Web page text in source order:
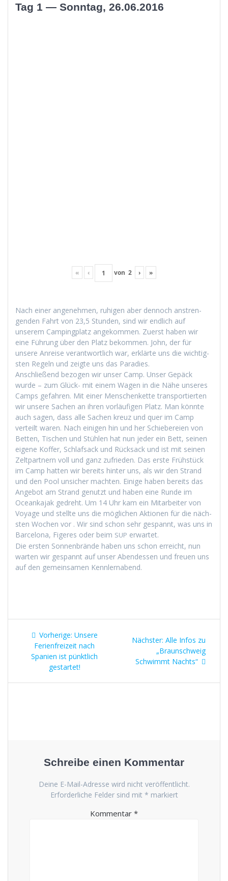
Tag 1 — Sonntag, 26.06.2016
« ‹ von 2 › »
Nach ein­er angenehmen, ruhi­gen aber den­noch anstren­
gen­den Fahrt von 23,5 Stun­den, sind wir endlich auf
unserem Camp­ing­platz angekom­men. Zuerst haben wir
eine Führung über den Platz bekom­men. John, der für
unsere Anreise ver­ant­wortlich war, erk­lärte uns die wichtig­
sten Regeln und zeigte uns das Paradies.
Anschließend bezo­gen wir unser Camp. Unser Gepäck
wurde – zum Glück- mit einem Wagen in die Nähe unseres
Camps gefahren. Mit ein­er Men­schen­kette trans­portierten
wir unsere Sachen an ihren vor­läu­fi­gen Platz. Man kön­nte
auch sagen, dass alle Sachen kreuz und quer im Camp
verteilt waren. Nach eini­gen hin und her Schiebereien von
Bet­ten, Tis­chen und Stühlen hat nun jed­er ein Bett, seinen
eigene Kof­fer, Schlaf­sack und Rück­sack und ist mit seinen
Zelt­part­nern voll und ganz zufrieden. Das erste Früh­stück
im Camp hat­ten wir bere­its hin­ter uns, als wir den Strand
und den Pool unsich­er macht­en. Einige haben bere­its das
Ange­bot am Strand genutzt und haben eine Runde im
Oceanka­jak gedreht. Um 14 Uhr kam ein Mitar­beit­er von
Voy­age und stellte uns die möglichen Aktio­nen für die näch­
sten Wochen vor . Wir sind schon sehr ges­pan­nt, was uns in
Barcelona, Figeres oder beim SUP erwartet.
Die ersten Son­nen­brände haben uns schon erre­icht, nun
warten wir ges­pan­nt auf unser Aben­dessen und freuen uns
auf den gemein­samen Kennlernabend.
Beitragsnavigation
Vorherige: Vorheriger
Beitrag:
Unsere
Ferienfreizeit nach
Spanien ist pünktlich
gestartet!
Nächster: Nächster
Beitrag:
Alle Infos zu
„Braunschweig
Schwimmt Nachts“
Schreibe einen Kommentar
Deine E-Mail-Adresse wird nicht veröffentlicht.
Erforderliche Felder sind mit * markiert
Kommentar *